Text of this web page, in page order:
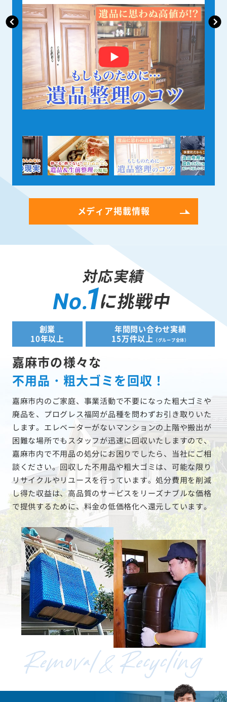
メディア掲載情報
対応実績
No.1に挑戦中
創業
10年以上
年間問い合わせ実績
15万件以上
（グループ全体）
嘉麻市の様々な
不用品・粗大ゴミを回収！
嘉麻市内のご家庭、事業活動で不要になった粗大ゴミや
廃品を、プログレス福岡が品種を問わずお引き取りいた
します。エレベーターがないマンションの上階や搬出が
困難な場所でもスタッフが迅速に回収いたしますので、
嘉麻市内で不用品の処分にお困りでしたら、当社にご相
談ください。回収した不用品や粗大ゴミは、可能な限り
リサイクルやリユースを行っています。処分費用を削減
し得た収益は、高品質のサービスをリーズナブルな価格
で提供するために、料金の低価格化へ還元しています。